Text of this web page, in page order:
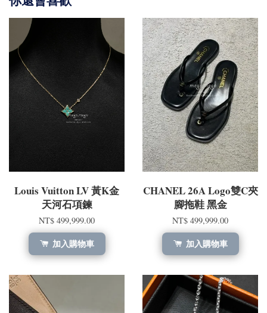
Louis Vuitton LV 黃K金
天河石項鍊
NT$ 499,999.00
加入購物車
CHANEL 26A Logo雙C夾
腳拖鞋 黑金
NT$ 499,999.00
加入購物車